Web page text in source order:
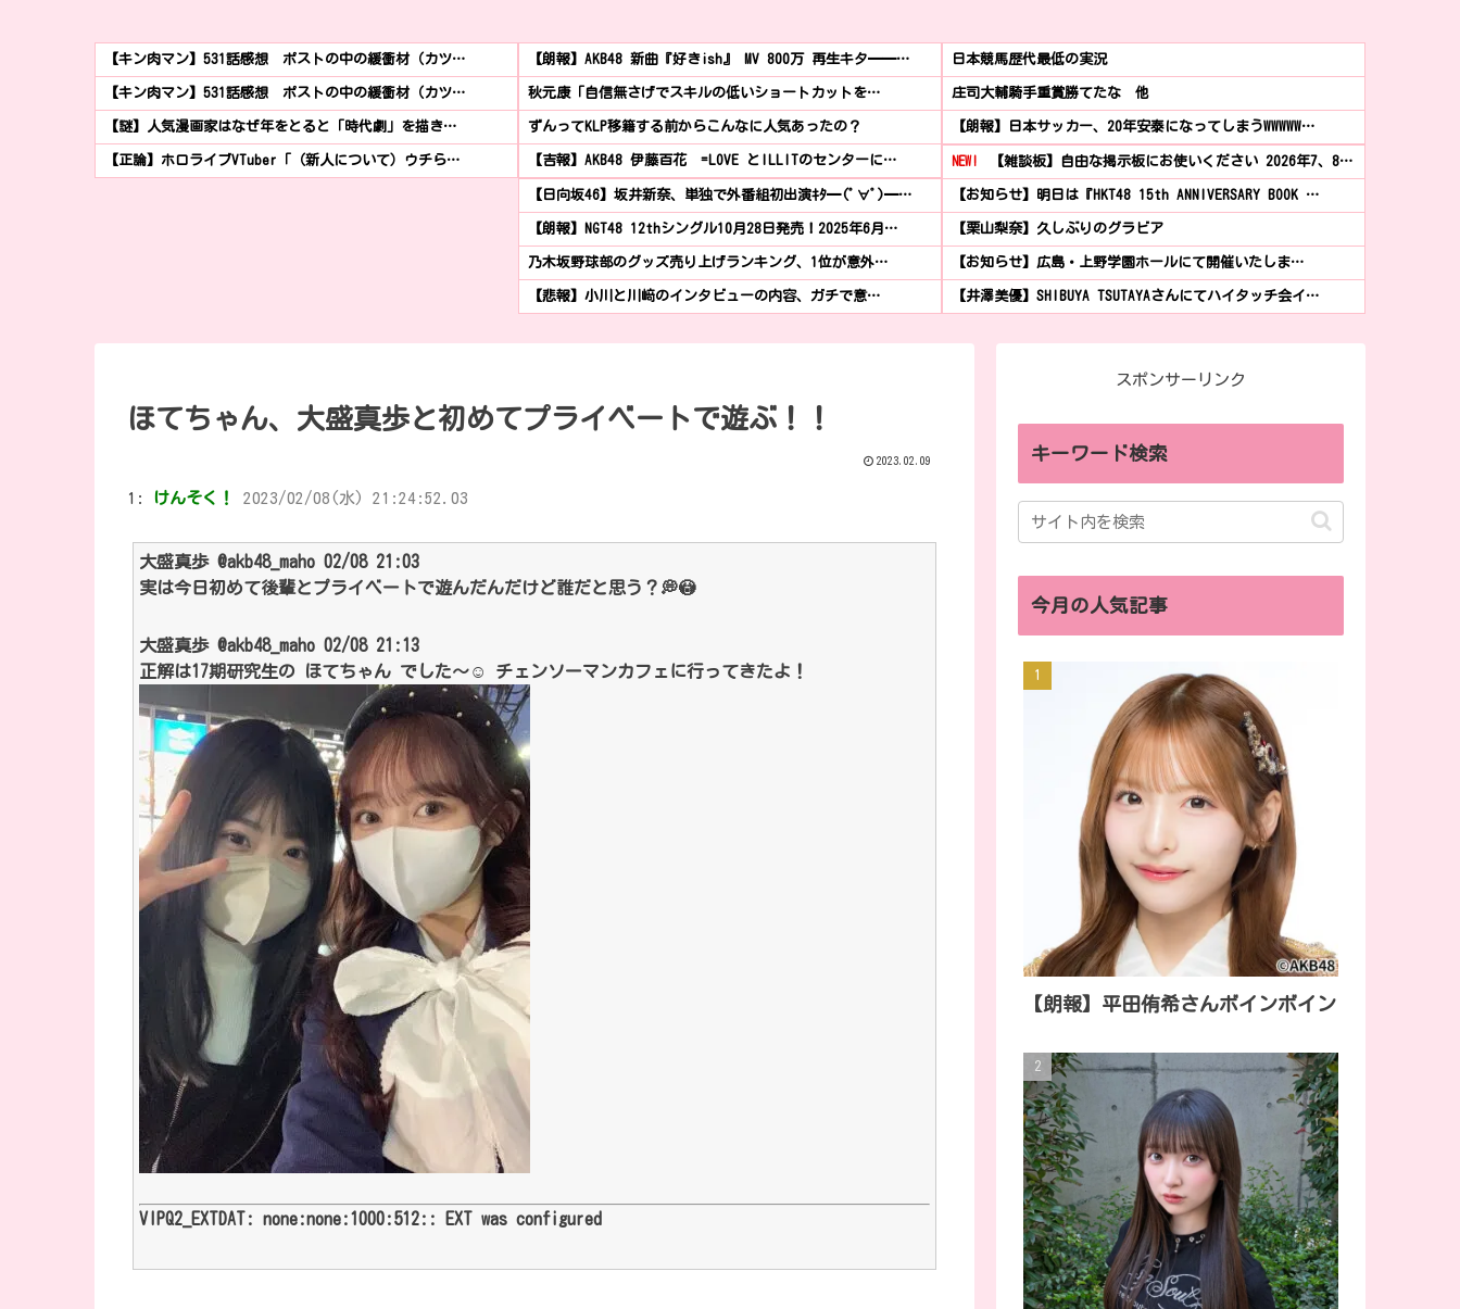
【キン肉マン】531話感想 ポストの中の緩衝材（カツ…
【キン肉マン】531話感想 ポストの中の緩衝材（カツ…
【謎】人気漫画家はなぜ年をとると「時代劇」を描き…
【正論】ホロライブVTuber「（新人について）ウチら…
【朗報】AKB48 新曲『好きish』 MV 800万 再生キタ━━…
秋元康「自信無さげでスキルの低いショートカットを…
ずんってKLP移籍する前からこんなに人気あったの？
【吉報】AKB48 伊藤百花 =LOVE とILLITのセンターに…
【日向坂46】坂井新奈、単独で外番組初出演ｷﾀ━(ﾟ∀ﾟ)━…
【朗報】NGT48 12thシングル10月28日発売！2025年6月…
乃木坂野球部のグッズ売り上げランキング、1位が意外…
【悲報】小川と川﨑のインタビューの内容、ガチで意…
日本競馬歴代最低の実況
庄司大輔騎手重賞勝てたな 他
【朗報】日本サッカー、20年安泰になってしまうWWWWW…
NEW! 【雑談板】自由な掲示板にお使いください 2026年7、8…
【お知らせ】明日は『HKT48 15th ANNIVERSARY BOOK …
【栗山梨奈】久しぶりのグラビア
【お知らせ】広島・上野学園ホールにて開催いたしま…
【井澤美優】SHIBUYA TSUTAYAさんにてハイタッチ会イ…
ほてちゃん、大盛真歩と初めてプライベートで遊ぶ！！
2023.02.09
1: けんそく！ 2023/02/08(水) 21:24:52.03
大盛真歩 @akb48_maho 02/08 21:03
実は今日初めて後輩とプライベートで遊んだんだけど誰だと思う？💭😳
大盛真歩 @akb48_maho 02/08 21:13
正解は17期研究生の ほてちゃん でした〜︎︎︎︎︎☺︎ チェンソーマンカフェに行ってきたよ！
VIPQ2_EXTDAT: none:none:1000:512:: EXT was configured
スポンサーリンク
キーワード検索
今月の人気記事
【朗報】平田侑希さんボインボイン